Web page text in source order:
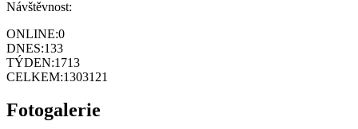
Návštěvnost:
ONLINE:0
DNES:133
TÝDEN:1713
CELKEM:1303121
Fotogalerie